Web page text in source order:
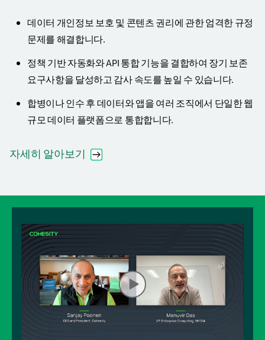
데이터 개인정보 보호 및 콘텐츠 권리에 관한 엄격한 규정
문제를 해결합니다.
정책 기반 자동화와 API 통합 기능을 결합하여 장기 보존
요구사항을 달성하고 감사 속도를 높일 수 있습니다.
합병이나 인수 후 데이터와 앱을 여러 조직에서 단일한 웹
규모 데이터 플랫폼으로 통합합니다.
자세히 알아보기